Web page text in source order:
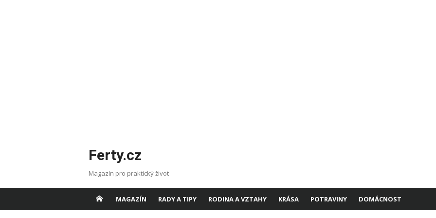
Ferty.cz
Magazín pro praktický život
MAGAZÍN RADY A TIPY RODINA A VZTAHY KRÁSA POTRAVINY DOMÁCNOST